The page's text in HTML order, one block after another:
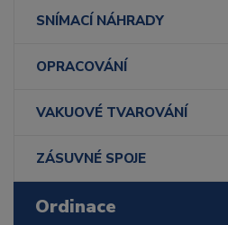
SNÍMACÍ NÁHRADY
OPRACOVÁNÍ
VAKUOVÉ TVAROVÁNÍ
ZÁSUVNÉ SPOJE
Ordinace